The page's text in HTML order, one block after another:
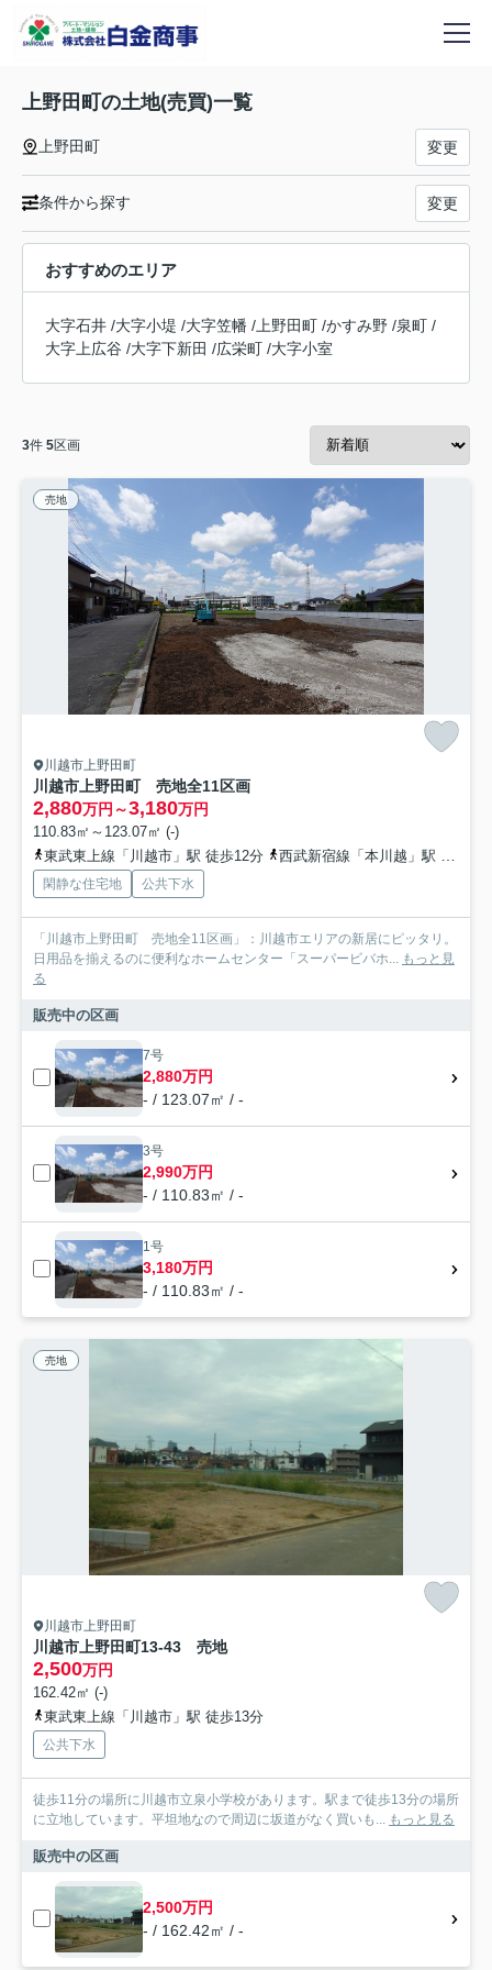
上野田町の土地(売買)一覧
上野田町 変更
条件から探す 変更
おすすめのエリア
大字石井 /大字小堤 /大字笠幡 / 上野田町 /かすみ野 /泉町 /
大字上広谷 /大字下新田 /広栄町 /大字小室
3件 5区画
売地
川越市上野田町
川越市上野田町 売地全11区画
2,880万円～3,180万円
110.83㎡～123.07㎡ (-)
東武東上線「川越市」駅 徒歩12分
西武新宿線「本川越」駅 徒歩18分
閑静な住宅地 公共下水
「川越市上野田町 売地全11区画」：川越市エリアの新居にピッタリ。
日用品を揃えるのに便利なホームセンター「スーパービバホ...
もっと見
る
販売中の区画
7号
2,880万円
- / 123.07㎡ / -
3号
2,990万円
- / 110.83㎡ / -
1号
3,180万円
- / 110.83㎡ / -
売地
川越市上野田町
川越市上野田町13-43 売地
2,500万円
162.42㎡ (-)
東武東上線「川越市」駅 徒歩13分
公共下水
徒歩11分の場所に川越市立泉小学校があります。駅まで徒歩13分の場所
に立地しています。平坦地なので周辺に坂道がなく買いも...
もっと見る
販売中の区画
2,500万円
- / 162.42㎡ / -